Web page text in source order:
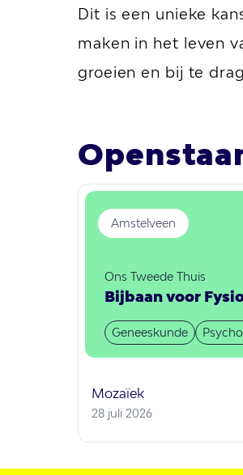
Dit is een unieke
maken in het leven
groeien en bij te
Amstelveen
Ons Tweede Thuis
Bijbaan voor
Geneeskunde
Mozaïek
28 juli 2026